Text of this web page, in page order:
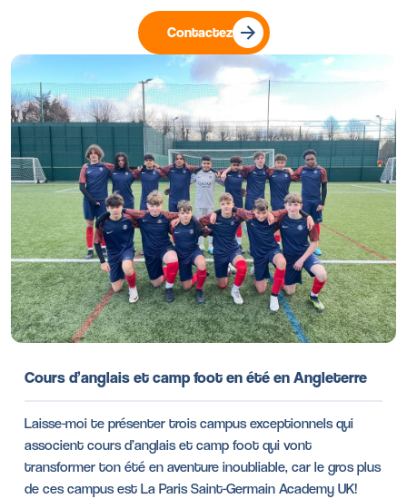
Contactez
Cours d’anglais et camp foot en été en Angleterre
Laisse-moi te présenter trois campus exceptionnels qui
associent cours d’anglais et camp foot qui vont
transformer ton été en aventure inoubliable, car le gros plus
de ces campus est La Paris Saint-Germain Academy UK!